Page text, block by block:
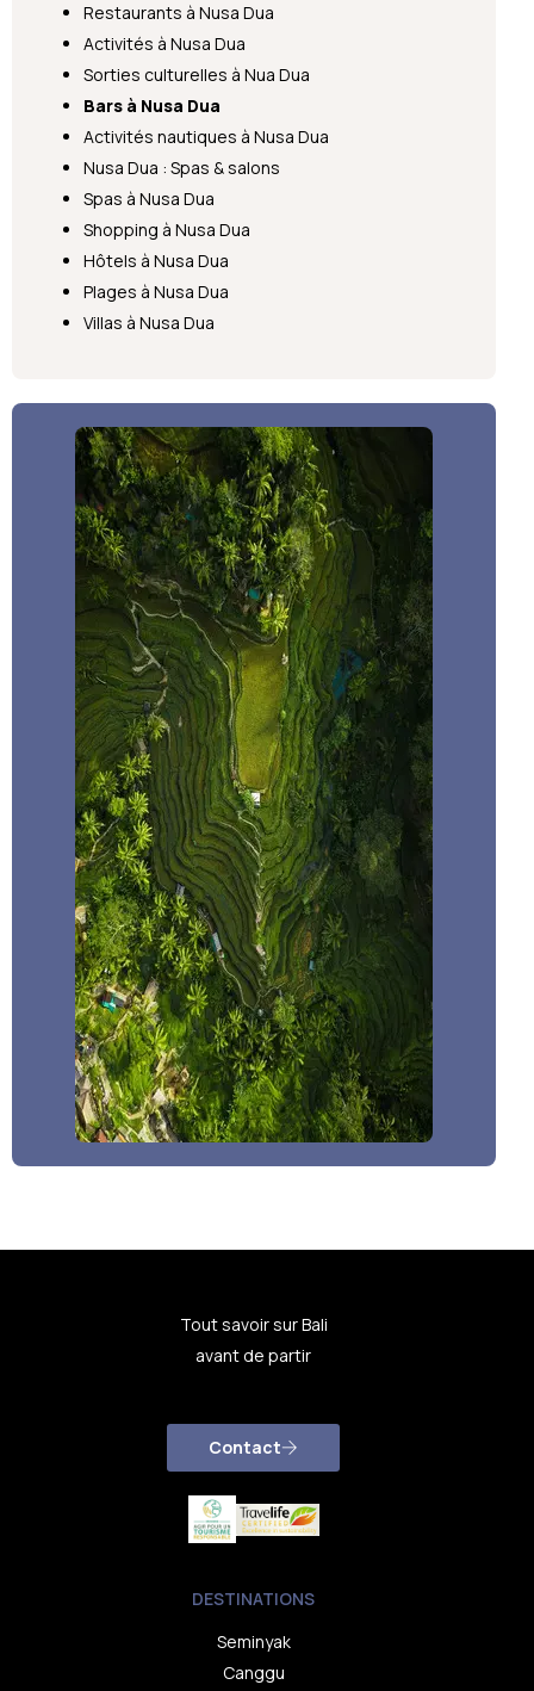
Restaurants à Nusa Dua
Activités à Nusa Dua
Sorties culturelles à Nua Dua
Bars à Nusa Dua
Activités nautiques à Nusa Dua
Nusa Dua : Spas & salons
Spas à Nusa Dua
Shopping à Nusa Dua
Hôtels à Nusa Dua
Plages à Nusa Dua
Villas à Nusa Dua
Tout savoir sur Bali
avant de partir
Contact
DESTINATIONS
Seminyak
Canggu